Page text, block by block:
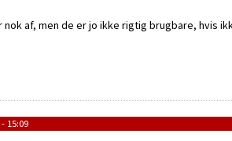
af, men de er jo ikke rigtig brugbare, hvis
15:09